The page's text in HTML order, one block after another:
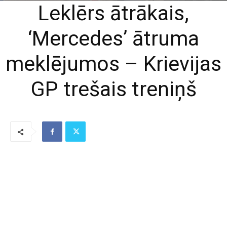
Leklērs ātrākais,
‘Mercedes’ ātruma
meklējumos – Krievijas
GP trešais treniņš